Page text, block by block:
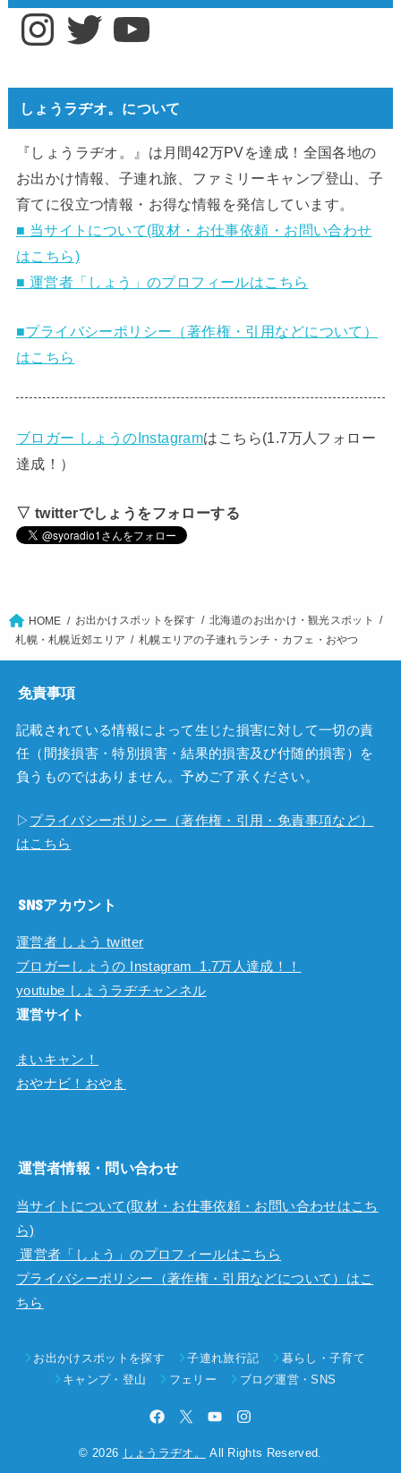
InstagramTwitter YouTube
しょうラヂオ。について
『しょうラヂオ。』は月間42万PVを達成！全国各地の
お出かけ情報、子連れ旅、ファミリーキャンプ登山、子
育てに役立つ情報・お得な情報を発信しています。
■ 当サイトについて(取材・お仕事依頼・お問い合わせ
はこちら)
■ 運営者「しょう」のプロフィールはこちら
■プライバシーポリシー（著作権・引用などについて）
はこちら
ブロガー しょうのInstagramはこちら(1.7万人フォロー
達成！）
▽ twitterでしょうをフォローする
HOME お出かけスポットを探す
北海道のお出かけ・観光スポット
札幌・札幌近郊エリア
札幌エリアの子連れランチ・カフェ・おやつ
免責事項
記載されている情報によって生じた損害に対して一切の責
任（間接損害・特別損害・結果的損害及び付随的損害）を
負うものではありません。予めご了承ください。
▷ プライバシーポリシー（著作権・引用・免責事項など）
はこちら
SNSアカウント
運営者 しょう twitter
ブロガーしょうの Instagram 1.7万人達成！！
youtube しょうラヂチャンネル
運営サイト
まいキャン！
おやナビ！おやま
運営者情報・問い合わせ
当サイトについて(取材・お仕事依頼・お問い合わせはこち
ら)
運営者「しょう」のプロフィールはこちら
プライバシーポリシー（著作権・引用などについて）はこ
ちら
お出かけスポットを探す 子連れ旅行記
暮らし・子育て
キャンプ・登山
フェリー ブログ運営・SNS
© 2026 しょうラヂオ。 All Rights Reserved.